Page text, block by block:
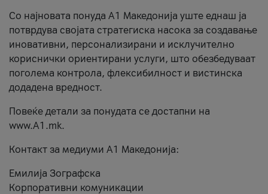
Со најновата понуда А1 Македонија уште еднаш ја
потврдува својата стратегиска насока за создавање
иновативни, персонализирани и исклучително
кориснички ориентирани услуги, што обезбедуваат
поголема контрола, флексибилност и вистинска
додадена вредност.
Повеќе детали за понудата се достапни на
www.А1.mk.
Контакт за медиуми А1 Македонија:
Емилија Зографска
Корпоративни комуникации